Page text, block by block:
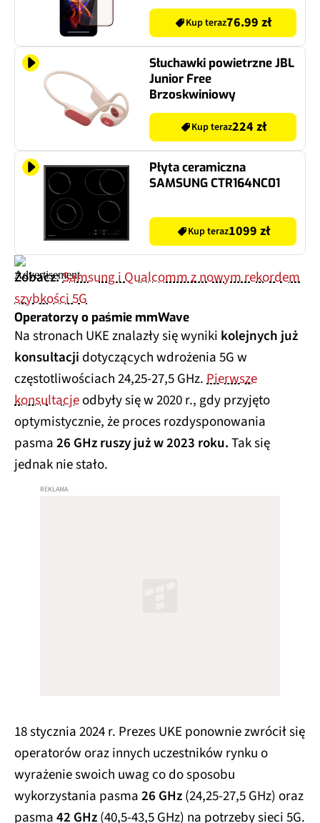
Kup teraz76.99 zł
Słuchawki powietrzne JBL
Junior Free
Brzoskwiniowy
Kup teraz224 zł
Płyta ceramiczna
SAMSUNG CTR164NC01
Kup teraz1099 zł
Zobacz:Samsung i Qualcomm z nowym rekordem
szybkości 5G
Operatorzy o paśmie mmWave
Na stronach UKE znalazły się wyniki kolejnych już
konsultacji dotyczących wdrożenia 5G w
częstotliwościach 24,25-27,5 GHz.Pierwsze
konsultacjeodbyły się w 2020 r., gdy przyjęto
optymistycznie, że proces rozdysponowania
pasma26 GHz ruszy już w 2023 roku.Tak się
jednak nie stało.
18 stycznia 2024 r. Prezes UKE ponownie zwrócił się
operatorów oraz innych uczestników rynku o
wyrażenie swoich uwag co do sposobu
wykorzystania pasma26 GHz(24,25-27,5 GHz) oraz
pasma42 GHz(40,5-43,5 GHz) na potrzeby sieci 5G.